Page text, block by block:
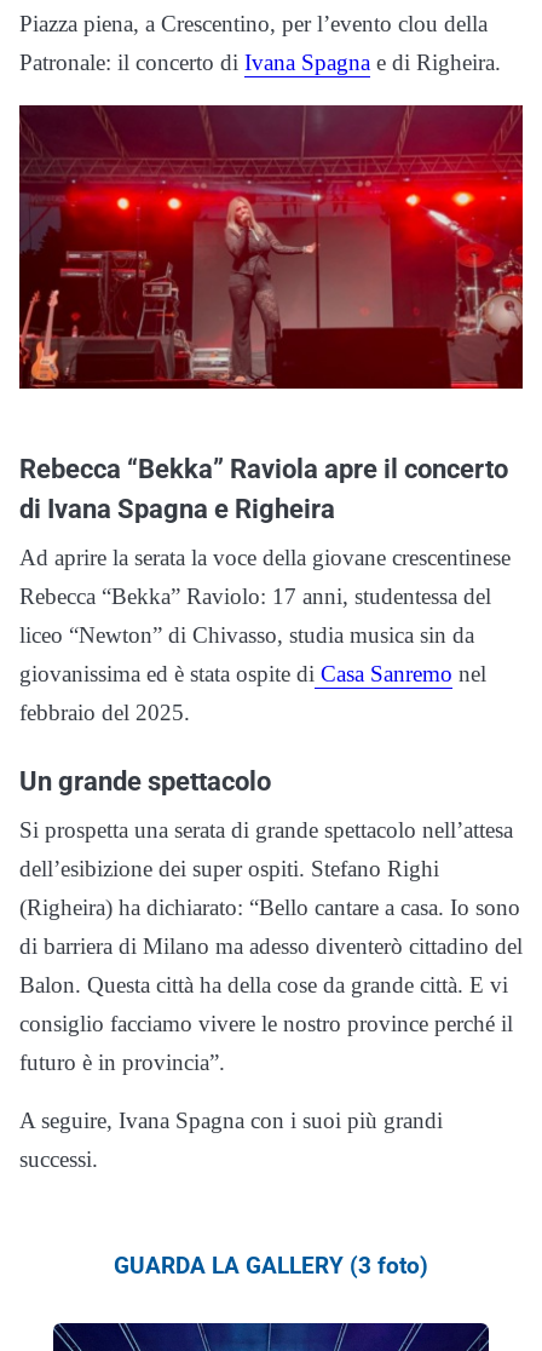
Piazza piena, a Crescentino, per l’evento clou della
Patronale: il concerto di Ivana Spagna e di Righeira.
Rebecca “Bekka” Raviola apre il concerto
di Ivana Spagna e Righeira
Ad aprire la serata la voce della giovane crescentinese
Rebecca “Bekka” Raviolo: 17 anni, studentessa del
liceo “Newton” di Chivasso, studia musica sin da
giovanissima ed è stata ospite di Casa Sanremo nel
febbraio del 2025.
Un grande spettacolo
Si prospetta una serata di grande spettacolo nell’attesa
dell’esibizione dei super ospiti. Stefano Righi
(Righeira) ha dichiarato: “Bello cantare a casa. Io sono
di barriera di Milano ma adesso diventerò cittadino del
Balon. Questa città ha della cose da grande città. E vi
consiglio facciamo vivere le nostro province perché il
futuro è in provincia”.
A seguire, Ivana Spagna con i suoi più grandi
successi.
GUARDA LA GALLERY (3 foto)